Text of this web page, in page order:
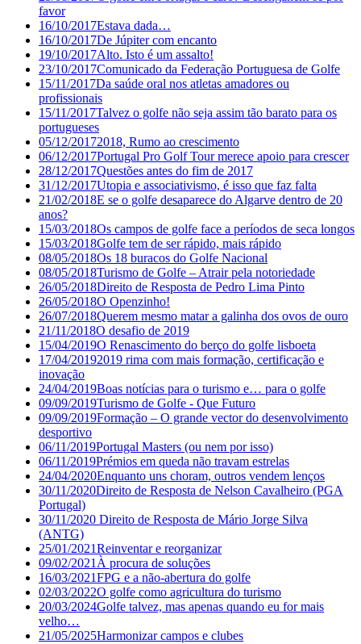
favor
16/10/2017Estava dada…
16/10/2017De Júpiter com encanto
19/10/2017Alto. Isto é um assalto!
23/10/2017Comunicado da Federação Portuguesa de Golfe
15/11/2017Da saúde oral nos atletas amadores ou
profissionais
15/11/2017Talvez o golfe não seja assim tão barato para os
portugueses
05/12/20172018, Rumo ao crescimento
06/12/2017Portugal Pro Golf Tour merece apoio para crescer
28/12/2017Questões antes do fim de 2017
31/12/2017Utopia e associativismo, é isso que faz falta
21/02/2018E se o golfe desaparece do Algarve dentro de 20
anos?
15/03/2018Os campos de golfe face a períodos de seca longos
15/03/2018Golfe tem de ser rápido, mais rápido
08/05/2018Os 18 buracos do Golfe Nacional
08/05/2018Turismo de Golfe – Atrair pela notoriedade
26/05/2018Direito de Resposta de Pedro Lima Pinto
26/05/2018O Openzinho!
26/07/2018Querem mesmo matar a galinha dos ovos de ouro
21/11/2018O desafio de 2019
15/04/2019O Renascimento do berço do golfe lisboeta
17/04/20192019 rima com mais formação, certificação e
inovação
24/04/2019Boas notícias para o turismo e… para o golfe
09/09/2019Turismo de Golfe - Que Futuro
09/09/2019Formação – O grande vector do desenvolvimento
desportivo
06/11/2019Portugal Masters (ou nem por isso)
06/11/2019Prémios em queda não travam estrelas
24/04/2020Enquanto uns choram, outros vendem lenços
30/11/2020Direito de Resposta de Nelson Cavalheiro (PGA
Portugal)
30/11/2020 Direito de Resposta de Mário Jorge Silva
(ANTG)
25/01/2021Reinventar e reorganizar
09/02/2021À procura de soluções
16/03/2021FPG e a não-abertura do golfe
02/03/2022O golfe como agricultura do turismo
20/03/2024Golfe talvez, mas apenas quando eu for mais
velho…
21/05/2025Harmonizar campos e clubes